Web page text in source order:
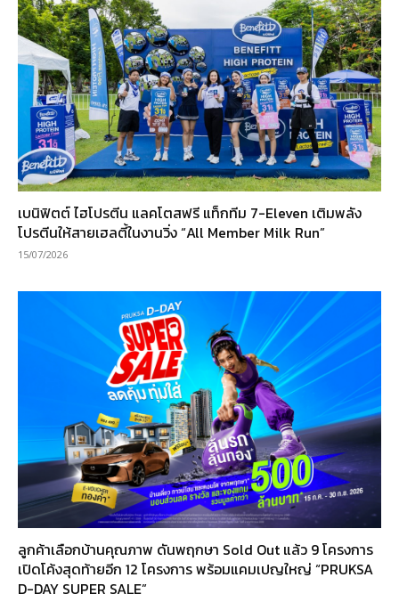
เบนิฟิตต์ ไฮโปรตีน แลคโตสฟรี แท็กทีม 7-Eleven เติมพลัง
โปรตีนให้สายเฮลตี้ในงานวิ่ง “All Member Milk Run”
15/07/2026
ลูกค้าเลือกบ้านคุณภาพ ดันพฤกษา Sold Out แล้ว 9 โครงการ
เปิดโค้งสุดท้ายอีก 12 โครงการ พร้อมแคมเปญใหญ่ “PRUKSA
D-DAY SUPER SALE”